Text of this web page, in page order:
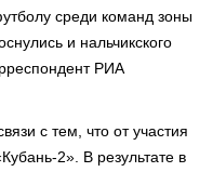
среди команд зоны
и нальчикского
РИА
с тем, что от участия
2». В результате в